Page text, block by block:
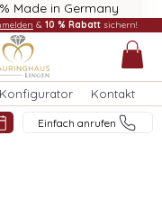
Made in Germany
Konfigurator Kontakt
Einfach anrufen
& 10 % Rabatt sichern!